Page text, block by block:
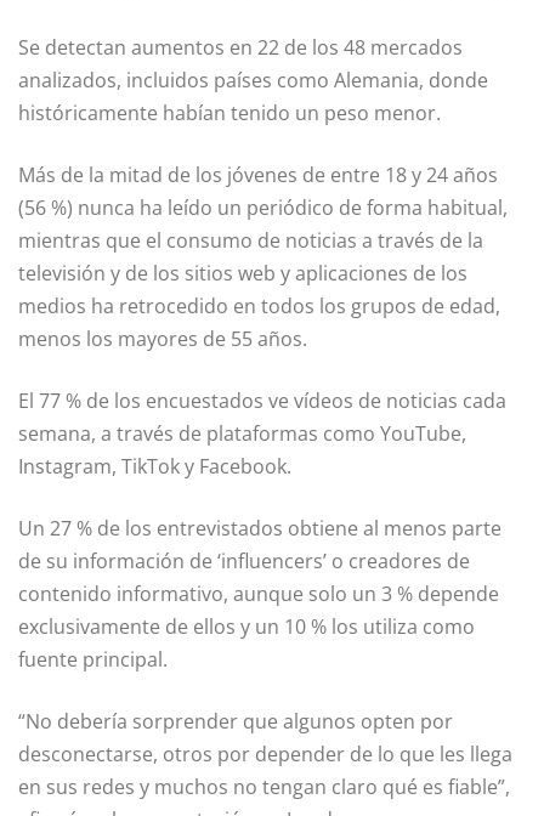
Se detectan aumentos en 22 de los 48 mercados
analizados, incluidos países como Alemania, donde
históricamente habían tenido un peso menor.
Más de la mitad de los jóvenes de entre 18 y 24 años
(56 %) nunca ha leído un periódico de forma habitual,
mientras que el consumo de noticias a través de la
televisión y de los sitios web y aplicaciones de los
medios ha retrocedido en todos los grupos de edad,
menos los mayores de 55 años.
El 77 % de los encuestados ve vídeos de noticias cada
semana, a través de plataformas como YouTube,
Instagram, TikTok y Facebook.
Un 27 % de los entrevistados obtiene al menos parte
de su información de ‘influencers’ o creadores de
contenido informativo, aunque solo un 3 % depende
exclusivamente de ellos y un 10 % los utiliza como
fuente principal.
“No debería sorprender que algunos opten por
desconectarse, otros por depender de lo que les llega
en sus redes y muchos no tengan claro qué es fiable”,